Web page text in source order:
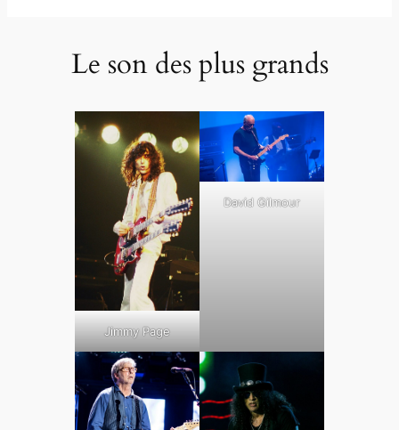
Le son des plus grands
Jimmy Page
David Gilmour